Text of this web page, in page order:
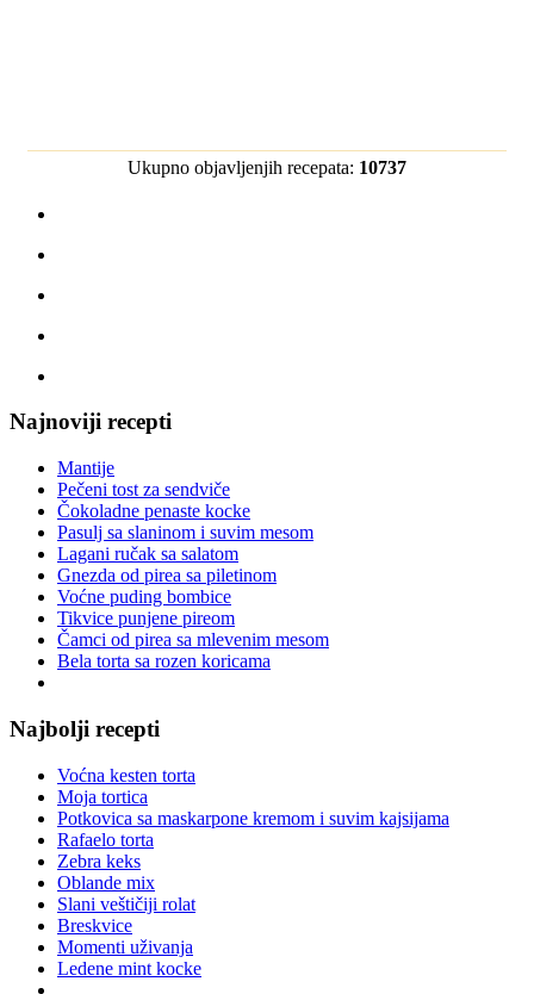
Ukupno objavljenjih recepata: 10737
Najnoviji recepti
Mantije
Pečeni tost za sendviče
Čokoladne penaste kocke
Pasulj sa slaninom i suvim mesom
Lagani ručak sa salatom
Gnezda od pirea sa piletinom
Voćne puding bombice
Tikvice punjene pireom
Čamci od pirea sa mlevenim mesom
Bela torta sa rozen koricama
Najbolji recepti
Voćna kesten torta
Moja tortica
Potkovica sa maskarpone kremom i suvim kajsijama
Rafaelo torta
Zebra keks
Oblande mix
Slani veštičiji rolat
Breskvice
Momenti uživanja
Ledene mint kocke